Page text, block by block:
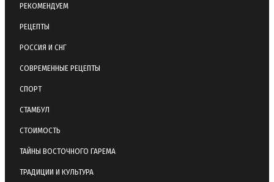
РЕКОМЕНДУЕМ
РЕЦЕПТЫ
РОССИЯ И СНГ
СОВРЕМЕННЫЕ РЕЦЕПТЫ
СПОРТ
СТАМБУЛ
СТОИМОСТЬ
ТАЙНЫ ВОСТОЧНОГО ГАРЕМА
ТРАДИЦИИ И КУЛЬТУРА